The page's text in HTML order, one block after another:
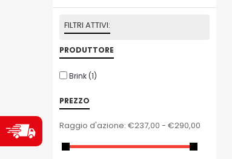
FILTRI ATTIVI:
PRODUTTORE
Brink (1)
PREZZO
Raggio d'azione: €237,00 - €290,00